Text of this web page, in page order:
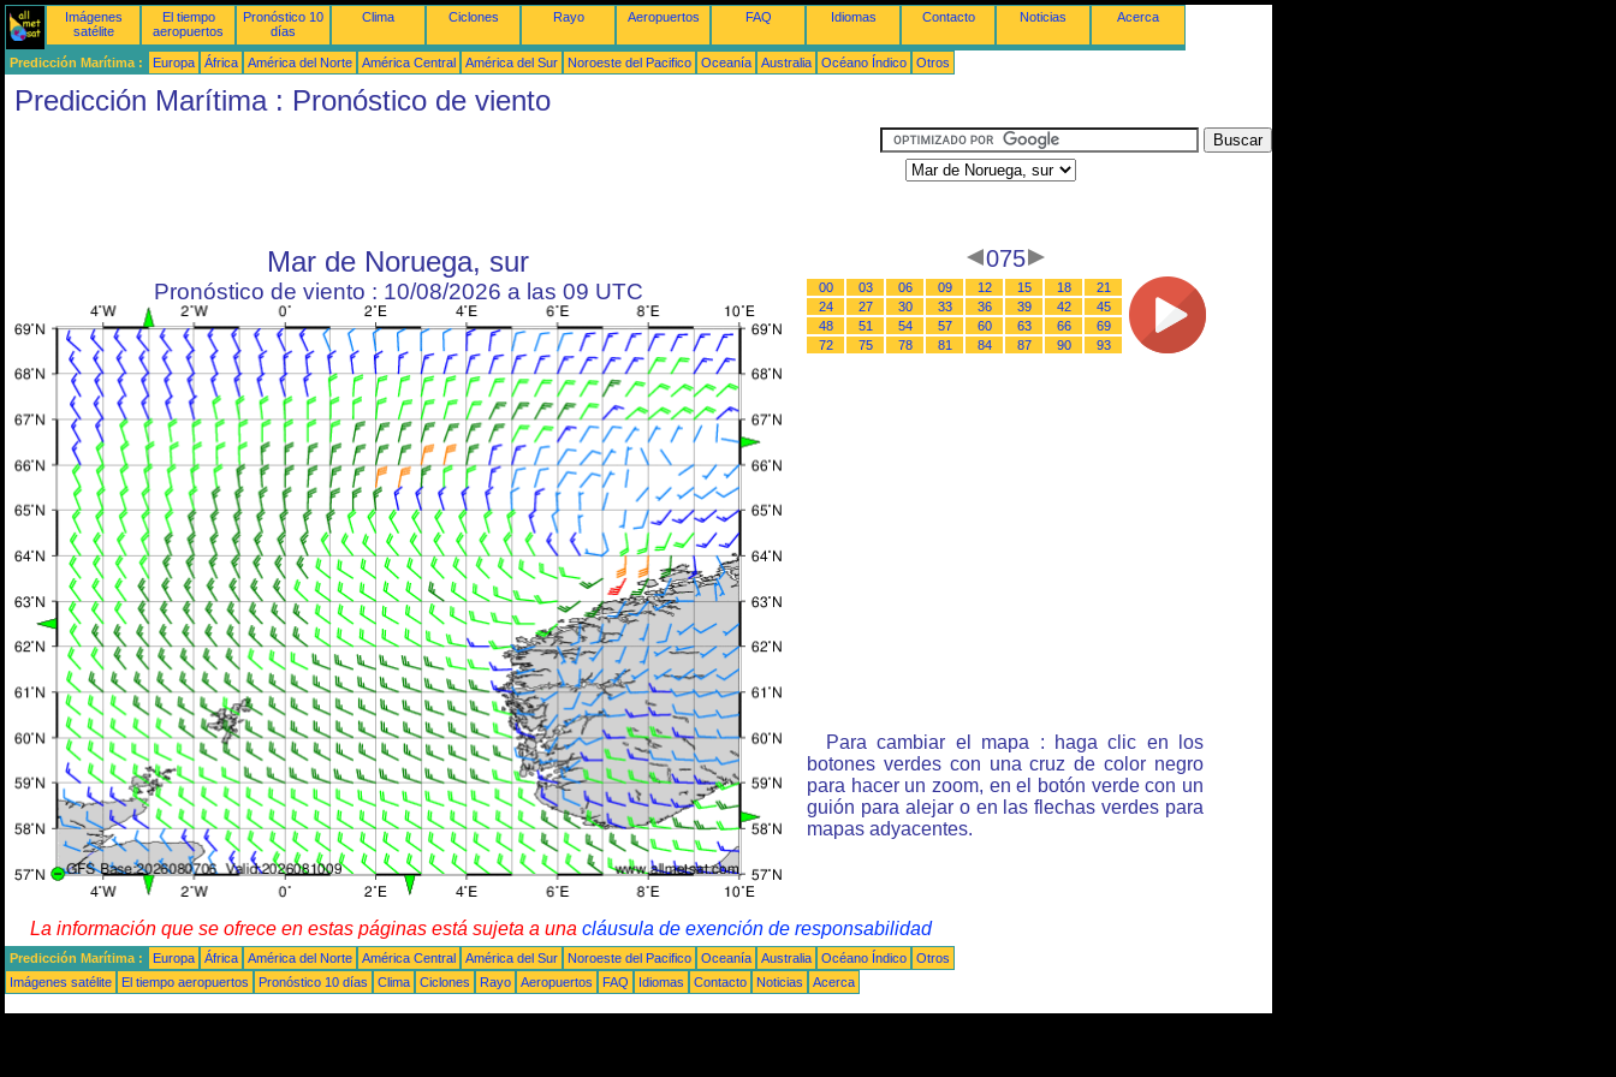
Imágenes
satélite
El tiempo
aeropuertos
Pronóstico 10
días
Clima Ciclones Rayo Aeropuertos FAQ Idiomas Contacto Noticias Acerca
Predicción Marítima : Europa África América del Norte América Central América del Sur Noroeste del Pacifico Oceanía Australia Océano Índico Otros
Predicción Marítima : Pronóstico de viento
Mar de Noruega, sur
Pronóstico de viento : 10/08/2026 a las 09 UTC
075
00 03 06 09 12 15 18
21
24
27 30 33 36 39 42
45
48
51 54 57 60 63 66
69
72
75 78 81 84 87 90 93
Para cambiar el mapa : haga clic en los
botones verdes con una cruz de color negro
para hacer un zoom, en el botón verde con un
guión para alejar o en las flechas verdes para
mapas adyacentes.
La información que se ofrece en estas páginas está sujeta a una cláusula de exención de responsabilidad
Predicción Marítima : Europa África América del Norte América Central América del Sur Noroeste del Pacifico Oceanía Australia Océano Índico
Otros
Imágenes satélite
El tiempo aeropuertos Pronóstico 10 días Clima Ciclones Rayo Aeropuertos FAQ Idiomas Contacto Noticias Acerca